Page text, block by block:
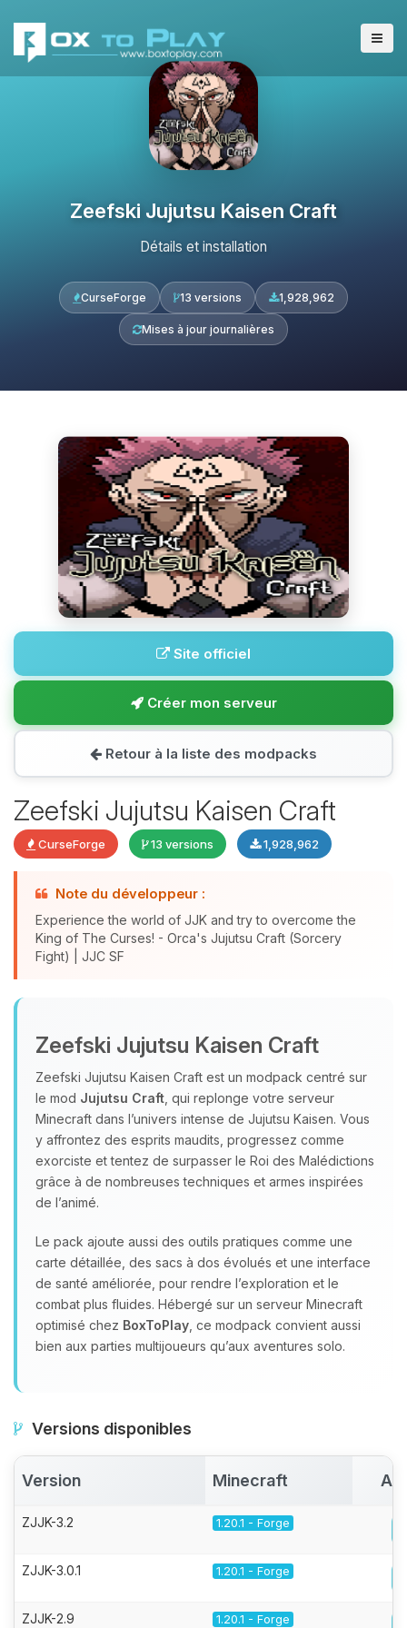
Zeefski Jujutsu Kaisen Craft
Détails et installation
CurseForge 13 versions 1,928,962
Mises à jour journalières
Site officiel
Créer mon serveur
Retour à la liste des modpacks
Zeefski Jujutsu Kaisen Craft
CurseForge 13 versions 1,928,962
Note du développeur :
Experience the world of JJK and try to overcome the
King of The Curses! - Orca's Jujutsu Craft (Sorcery
Fight) | JJC SF
Zeefski Jujutsu Kaisen Craft
Zeefski Jujutsu Kaisen Craft est un modpack centré sur
le mod Jujutsu Craft , qui replonge votre serveur
Minecraft dans l’univers intense de Jujutsu Kaisen. Vous
y affrontez des esprits maudits, progressez comme
exorciste et tentez de surpasser le Roi des Malédictions
grâce à de nombreuses techniques et armes inspirées
de l’animé.
Le pack ajoute aussi des outils pratiques comme une
carte détaillée, des sacs à dos évolués et une interface
de santé améliorée, pour rendre l’exploration et le
combat plus fluides. Hébergé sur un serveur Minecraft
optimisé chez BoxToPlay , ce modpack convient aussi
bien aux parties multijoueurs qu’aux aventures solo.
Versions disponibles
Version Minecraft
ZJJK-3.2 1.20.1 - Forge
ZJJK-3.0.1 1.20.1 - Forge
ZJJK-2.9 1.20.1 - Forge
assistant BoxToPlay. Dis-moi ce dont
tu as besoin et je vais remuer mes
petits circuits pour t’aider.
07/08/2026 à 09:44